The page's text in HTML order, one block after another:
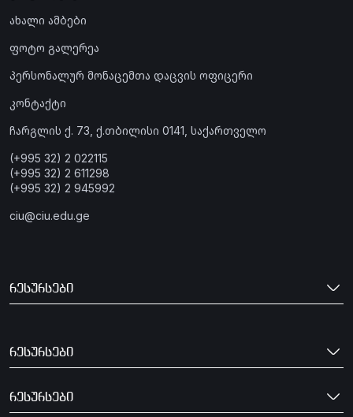
ახალი ამბები
ფოტო გალერეა
პერსონალურ მონაცემთა დაცვის ოფიცერი
კონტაქტი
ჩარგლის ქ. 73, ქ.თბილისი 0141, საქართველო
(+995 32) 2 022115
(+995 32) 2 611298
(+995 32) 2 945992
ciu@ciu.edu.ge
რესურსები
რესურსები
რესურსები